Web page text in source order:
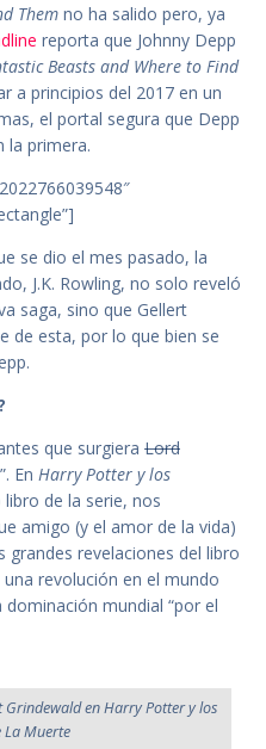
Them no ha salido pero, ya
reporta que Johnny Depp
Beasts and Where to Find
a principios del 2017 en un
el portal segura que Depp
la primera.
se dio el mes pasado, la
J.K. Rowling, no solo reveló
saga, sino que Gellert
de esta, por lo que bien se
que surgiera Lord
En Harry Potter y los
de la serie, nos
amigo (y el amor de la vida)
grandes revelaciones del libro
revolución en el mundo
mundial “por el
en Harry Potter y los
La Muerte